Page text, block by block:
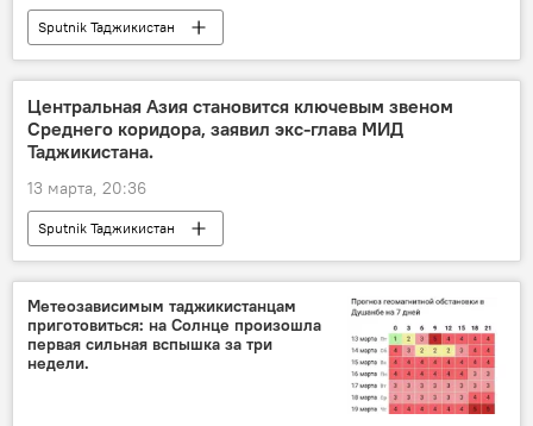
Sputnik Таджикистан
Центральная Азия становится ключевым звеном
Среднего коридора, заявил экс-глава МИД
Таджикистана.
13 марта, 20:36
Sputnik Таджикистан
Метеозависимым таджикистанцам
приготовиться: на Солнце произошла
первая сильная вспышка за три
недели.